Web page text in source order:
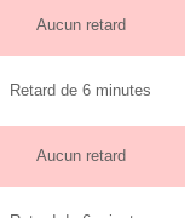
Aucun retard
Retard de 6 minutes
Aucun retard